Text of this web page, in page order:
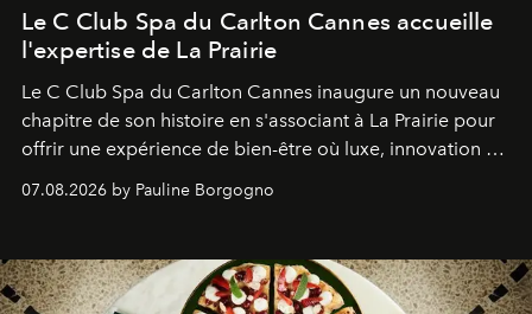
Le C Club Spa du Carlton Cannes accueille
l'expertise de La Prairie
Le C Club Spa du Carlton Cannes inaugure un nouveau
chapitre de son histoire en s'associant à La Prairie pour
offrir une expérience de bien-être où luxe, innovation et
07.08.2026 by Pauline Borgogno